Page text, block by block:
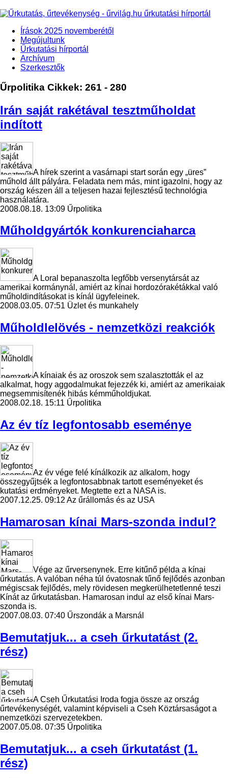
Írások 2025 novemberétől
Megújultunk
Űrkutatási hírportál
Archívum
Szerkesztők
Űrpolitika Cikkek: 261 - 280
Irán saját rakétával tesztműholdat
indított
A hírek szerint a vasárnapi start során egy „üres”
műhold állt pályára. Feladata nem más, mint igazolni, hogy az
ország készen áll a teljesen hazai fejlesztésű technológia
használatára.
2008.08.18. 13:09 Űrpolitika
Műholdgyártók konkurenciaharca
A Loral bepanaszolta legfőbb versenytársát az
amerikai kormánynál, amiért az kínai hordozórakétákkal való
műholdindításokat is kínál ügyfeleinek.
2008.03.05. 07:51 Üzlet és munkahely
Műholdlelövés - nemzetközi reakciók
A kínaiak és az oroszok sem szalasztották el az
alkalmat, hogy aggodalmukat fejezzék ki, amiért az amerikaiak
megsemmisítenék hibás kémműholdjukat.
2008.02.18. 15:11 Űrpolitika
Az év tíz legfontosabb eseménye
Az év vége felé kínálkozik az alkalom, hogy
összegyűjtsék a legfontosabbnak tartott eseményeket és
kutatási erdményeket. Megtette ezt a NASA is.
2007.12.25. 09:12 Az űrállomás és az USA
Hamarosan kínai Mars-szonda indul?
Vége az űrversenynek. Erre kitűnő példa a kínai
űrkutatás. A valóban néha túl óvatosnak tűnő fejlődés azonban
mégiscsak fejlődés, mely rövidesen megkerülhetetlenné teszi
Kínát az űrkutatásban. Hamarosan indul az első kínai Mars-
szonda is.
2007.08.03. 07:40 Űrszondák a Marsnál
Bemutatjuk... a cseh űrkutatást (2.
rész)
A Cseh Űrkutatási Iroda fogja össze az ország
űrtevékenységét, valamint képviseli a Cseh Köztársaságot a
nemzetközi szervezetekben.
2007.05.08. 07:35 Űrpolitika
Bemutatjuk... a cseh űrkutatást (1.
rész)